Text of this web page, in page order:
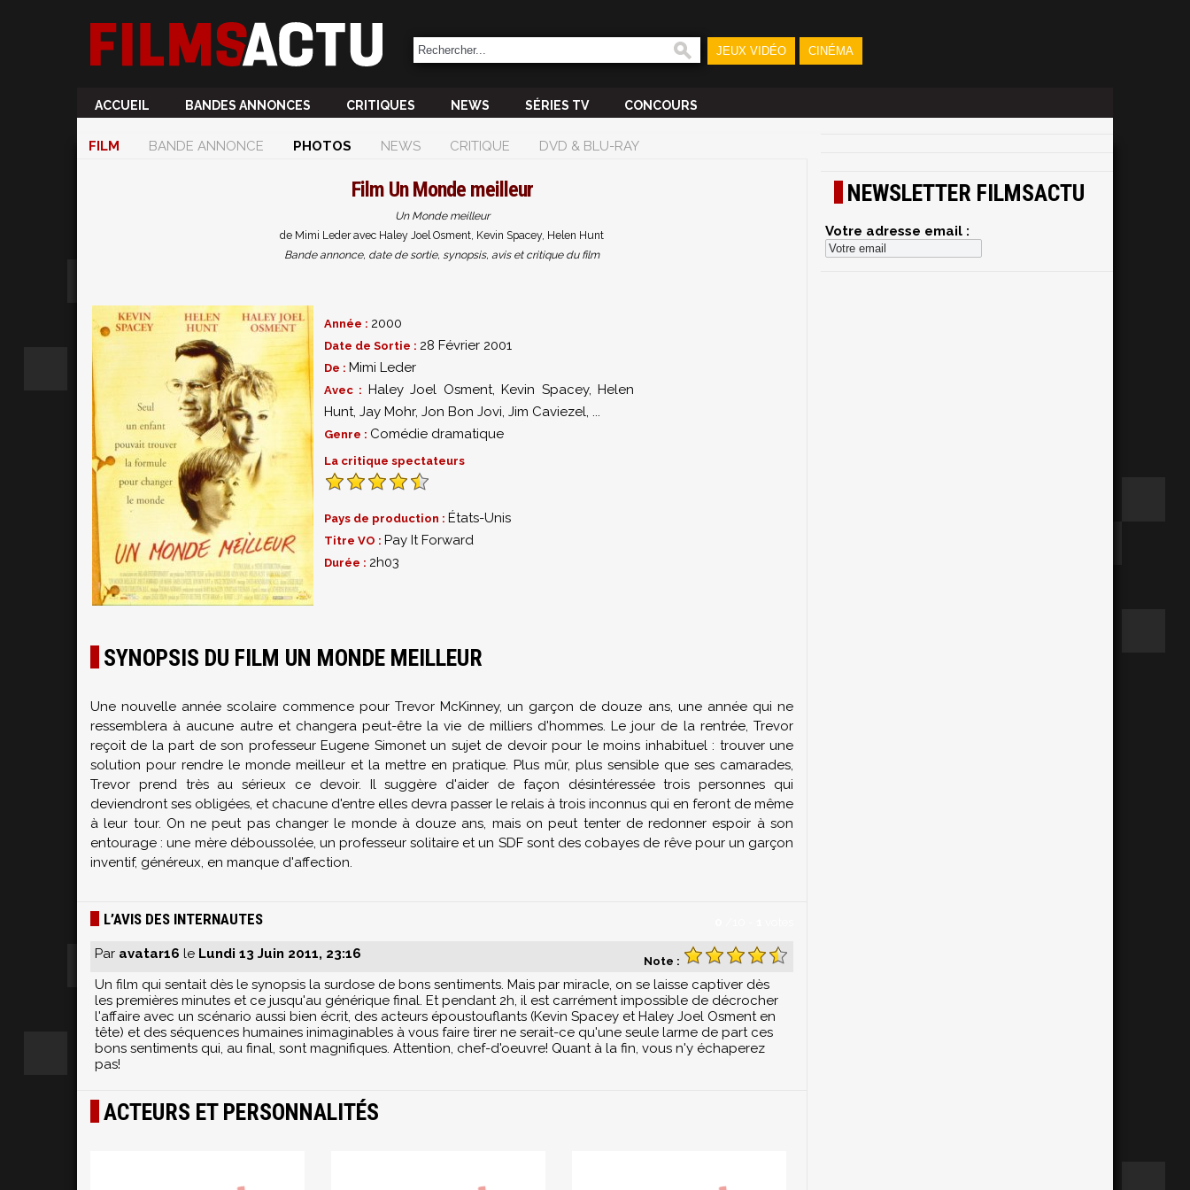
JEUX VIDÉO CINÉMA
ACCUEIL BANDES ANNONCES CRITIQUES NEWS SÉRIES TV CONCOURS
FILM BANDE ANNONCE PHOTOS NEWS CRITIQUE DVD & BLU-RAY
Film Un Monde meilleur
Un Monde meilleur
de Mimi Leder avec Haley Joel Osment, Kevin Spacey, Helen Hunt
Bande annonce, date de sortie, synopsis, avis et critique du film
Année : 2000
Date de Sortie : 28 Février 2001
De : Mimi Leder
Avec : Haley Joel Osment,Kevin Spacey,Helen
Hunt, Jay Mohr, Jon Bon Jovi, Jim Caviezel, ...
Genre : Comédie dramatique
La critique spectateurs
Pays de production : États-Unis
Titre VO : Pay It Forward
Durée : 2h03
SYNOPSIS DU FILM UN MONDE MEILLEUR
Une nouvelle année scolaire commence pour Trevor McKinney, un garçon de douze ans, une année qui ne
ressemblera à aucune autre et changera peut-être la vie de milliers d'hommes. Le jour de la rentrée, Trevor
reçoit de la part de son professeur Eugene Simonet un sujet de devoir pour le moins inhabituel : trouver une
solution pour rendre le monde meilleur et la mettre en pratique. Plus mûr, plus sensible que ses camarades,
Trevor prend très au sérieux ce devoir. Il suggère d'aider de façon désintéressée trois personnes qui
deviendront ses obligées, et chacune d'entre elles devra passer le relais à trois inconnus qui en feront de même
à leur tour. On ne peut pas changer le monde à douze ans, mais on peut tenter de redonner espoir à son
entourage : une mère déboussolée, un professeur solitaire et un SDF sont des cobayes de rêve pour un garçon
inventif, généreux, en manque d'affection.
L’AVIS DES INTERNAUTES
Note :
Par avatar16 le Lundi 13 Juin 2011, 23:16
Un film qui sentait dès le synopsis la surdose de bons sentiments. Mais par miracle, on se laisse captiver dès
les premières minutes et ce jusqu'au générique final. Et pendant 2h, il est carrément impossible de décrocher
l'affaire avec un scénario aussi bien écrit, des acteurs époustouflants (Kevin Spacey et Haley Joel Osment en
tête) et des séquences humaines inimaginables à vous faire tirer ne serait-ce qu'une seule larme de part ces
bons sentiments qui, au final, sont magnifiques. Attention, chef-d'oeuvre! Quant à la fin, vous n'y échaperez
pas!
ACTEURS ET PERSONNALITÉS
NEWSLETTER FILMSACTU
Votre adresse email :